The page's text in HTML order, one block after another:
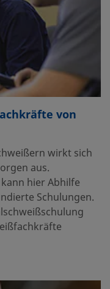
von
wirkt sich
aus.
hier Abhilfe
Schulungen.